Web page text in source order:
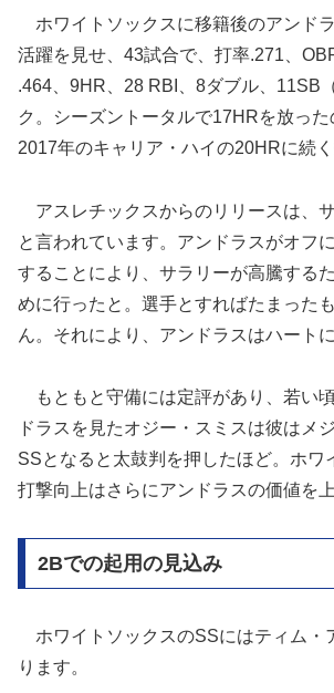
ホワイトソックスに移籍後のアンド
活躍を見せ、43試合で、打率.271、
.464、9HR、28 RBI、8ダブル、11SB
ク。シーズントータルで17HRを放っ
2017年のキャリア・ハイの20HRに続く
アスレチックスからのリリースは、
と言われています。アンドラスがオフ
することにより、サラリーが高騰する
めに行ったと。選手とすればたまった
ん。それにより、アンドラスはハート
もともと守備には定評があり、若い
ドラスを見たオジー・スミスは彼はメ
SSとなると太鼓判を押したほど。ホワ
打撃向上はさらにアンドラスの価値を上
2Bでの起用の見込み
ホワイトソックスのSSにはティム・
ります。